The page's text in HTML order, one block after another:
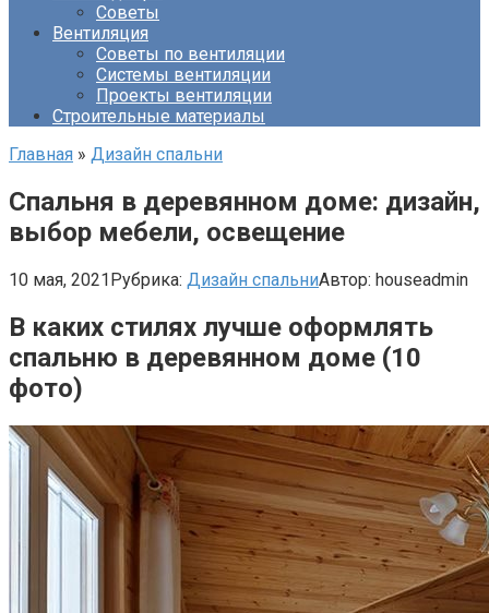
Советы
Вентиляция
Советы по вентиляции
Системы вентиляции
Проекты вентиляции
Строительные материалы
Главная » Дизайн спальни
Спальня в деревянном доме: дизайн,
выбор мебели, освещение
10 мая, 2021Рубрика: Дизайн спальниАвтор: houseadmin
В каких стилях лучше оформлять
спальню в деревянном доме (10
фото)